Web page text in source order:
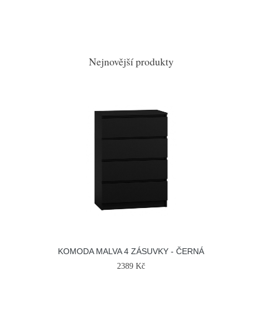
Nejnovější produkty
KOMODA MALVA 4 ZÁSUVKY - ČERNÁ
2389 Kč